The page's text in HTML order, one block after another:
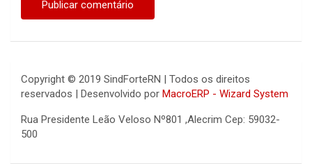
Copyright © 2019 SindForteRN | Todos os direitos
reservados | Desenvolvido por MacroERP - Wizard System
Rua Presidente Leão Veloso Nº801 ,Alecrim Cep: 59032-
500